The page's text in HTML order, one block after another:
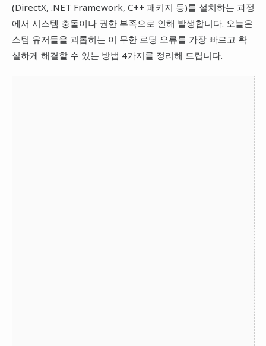
(DirectX, .NET Framework, C++ 패키지 등)를 설치하는 과정
에서 시스템 충돌이나 권한 부족으로 인해 발생합니다. 오늘은
스팀 유저들을 괴롭히는 이 무한 로딩 오류를 가장 빠르고 확
실하게 해결할 수 있는 방법 4가지를 정리해 드립니다.